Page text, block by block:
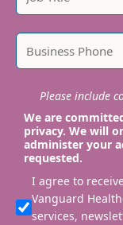
Please include
We are
privacy. We will
administer your
requested.
I agree to
Vanguard
services,